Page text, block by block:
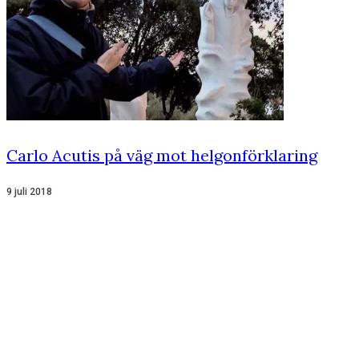
Carlo Acutis på väg mot helgonförklaring
9 juli 2018